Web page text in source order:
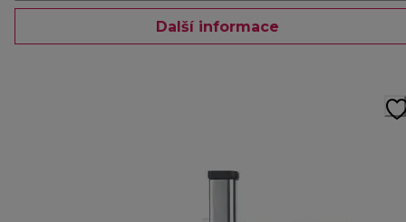
Další informace